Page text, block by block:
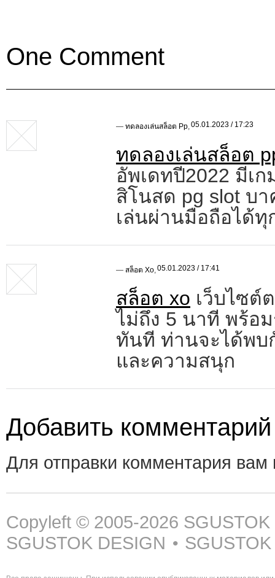
One Comment
— ทดลองเล่นสล็อต Pp,05.01.2023 / 17:23
ทดลองเล่นสล็อต
อัพเดทปี2022 มีเก
สิโนสด pg slot บ
เล่นผ่านมือถือได้ทุ
— สล็อต Xo,05.01.2023 / 17:41
สล็อต xo เว็บไซต์
ไม่ถึง 5 นาที พร้อ
ทันที ท่านจะได้พบ
และความสนุก
Добавить комментарий
Для отправки комментария
Copyleft © 2005-2026
SGUSTOK DESIGN •